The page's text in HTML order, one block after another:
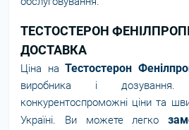
ТЕСТОСТЕРОН
ДОСТАВКА
Ціна наТестостерон
виробника і
конкурентоспроможні ціни та
Україні. Ви можете легко